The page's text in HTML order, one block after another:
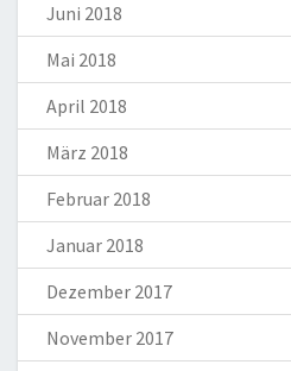
Juni 2018
Mai 2018
April 2018
März 2018
Februar 2018
Januar 2018
Dezember 2017
November 2017